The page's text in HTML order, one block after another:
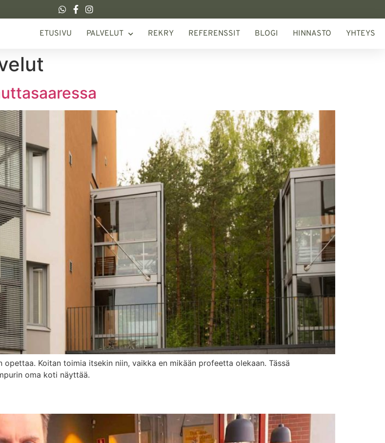
ETUSIVU PALVELUT REKRY REFERENSSIT BLOGI HINNASTO YHTEYS
Koitan toimia itsekin niin, vaikka en mikään profeetta olekaan. Tässä
oma koti näyttää.